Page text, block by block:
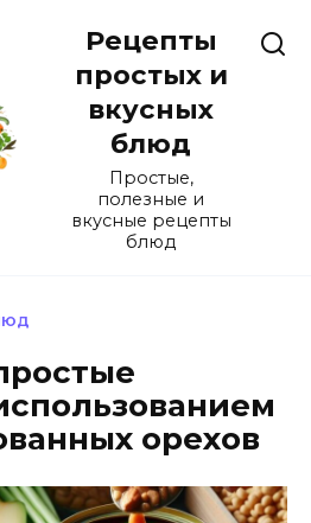
Рецепты
простых и
вкусных
блюд
Простые,
полезные и
вкусные рецепты
блюд
орехов